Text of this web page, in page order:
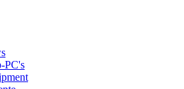
PC's